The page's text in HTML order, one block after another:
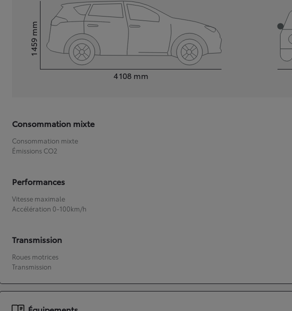
À partir de 19 700 €
4 108 mm
Hauteur1 459
mm
Consommation mixte
Consommation mixte
Émissions CO2
Performances
Vitesse maximale
Accélération 0-100km/h
Transmission
Roues motrices
Transmission